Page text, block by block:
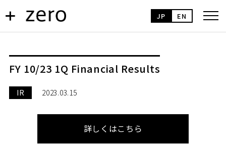
JP EN
FY 10/23 1Q Financial Results
IR 2023.03.15
詳しくはこちら